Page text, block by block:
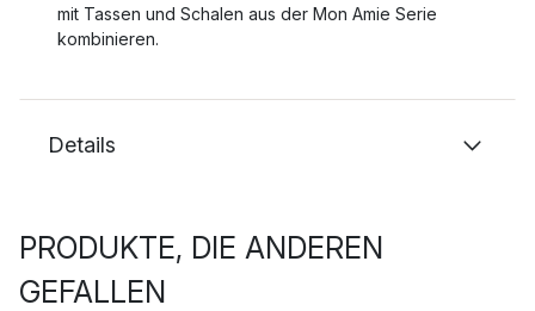
mit Tassen und Schalen aus der Mon Amie Serie
kombinieren.
Details
PRODUKTE, DIE ANDEREN
GEFALLEN